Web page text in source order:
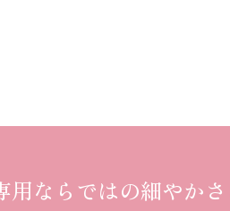
用ならではの細やかさ